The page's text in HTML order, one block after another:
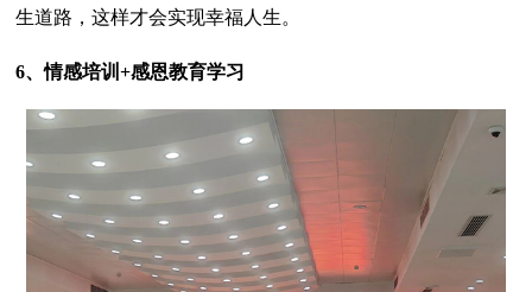
生道路，这样才会实现幸福人生。
6、情感培训+感恩教育学习